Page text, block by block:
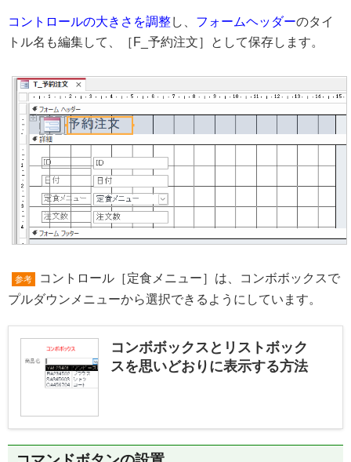
コントロールの大きさを調整し、 フォームヘッダーのタイ
トル名も編集して、［F_予約注文］として保存します。
参考
コントロール［定食メニュー］は、コンボボックスで
プルダウンメニューから選択できるようにしています。
コンボボックスとリストボック
スを思いどおりに表示する方法